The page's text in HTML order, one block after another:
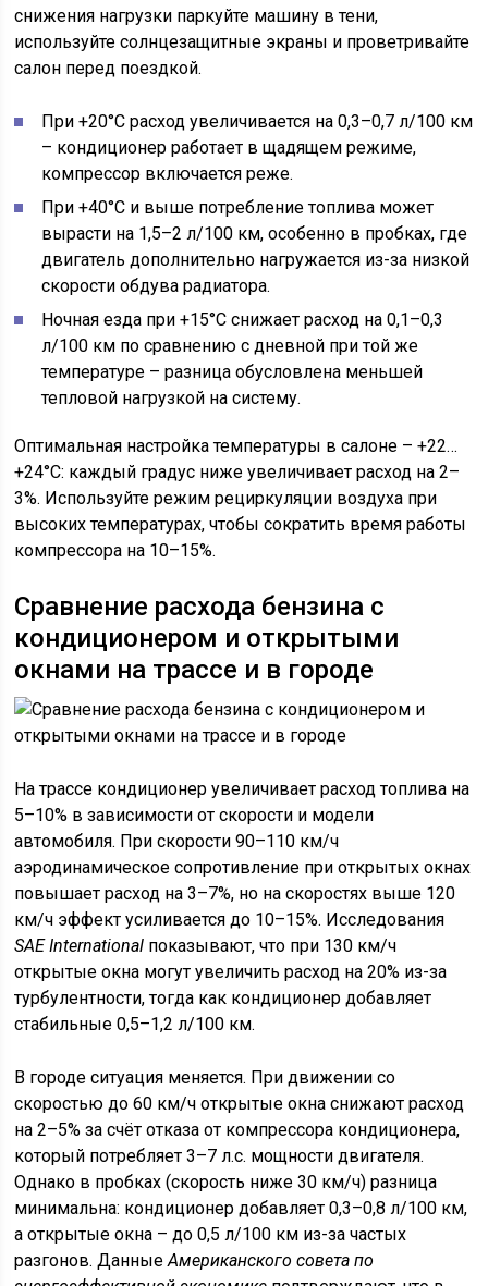
снижения нагрузки паркуйте машину в тени,
используйте солнцезащитные экраны и проветривайте
салон перед поездкой.
При +20°C расход увеличивается на 0,3–0,7 л/100 км
– кондиционер работает в щадящем режиме,
компрессор включается реже.
При +40°C и выше потребление топлива может
вырасти на 1,5–2 л/100 км, особенно в пробках, где
двигатель дополнительно нагружается из-за низкой
скорости обдува радиатора.
Ночная езда при +15°C снижает расход на 0,1–0,3
л/100 км по сравнению с дневной при той же
температуре – разница обусловлена меньшей
тепловой нагрузкой на систему.
Оптимальная настройка температуры в салоне – +22…
+24°C: каждый градус ниже увеличивает расход на 2–
3%. Используйте режим рециркуляции воздуха при
высоких температурах, чтобы сократить время работы
компрессора на 10–15%.
Сравнение расхода бензина с
кондиционером и открытыми
окнами на трассе и в городе
На трассе кондиционер увеличивает расход топлива на
5–10% в зависимости от скорости и модели
автомобиля. При скорости 90–110 км/ч
аэродинамическое сопротивление при открытых окнах
повышает расход на 3–7%, но на скоростях выше 120
км/ч эффект усиливается до 10–15%. Исследования
SAE International показывают, что при 130 км/ч
открытые окна могут увеличить расход на 20% из-за
турбулентности, тогда как кондиционер добавляет
стабильные 0,5–1,2 л/100 км.
В городе ситуация меняется. При движении со
скоростью до 60 км/ч открытые окна снижают расход
на 2–5% за счёт отказа от компрессора кондиционера,
который потребляет 3–7 л.с. мощности двигателя.
Однако в пробках (скорость ниже 30 км/ч) разница
минимальна: кондиционер добавляет 0,3–0,8 л/100 км,
а открытые окна – до 0,5 л/100 км из-за частых
разгонов. ДанныеАмериканского совета по